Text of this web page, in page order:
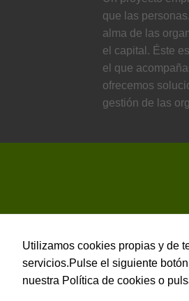
que las
alma de las
el capital. Éste
el que
ofrecemos
gestión de las
Utilizamos cookies propias y de
servicios.Pulse el siguiente
nuestra Política de cookies o